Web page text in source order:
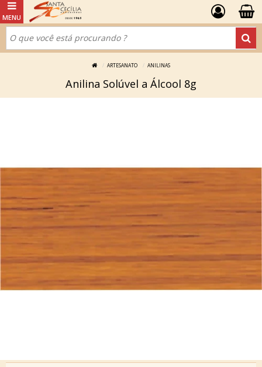
ARTESANATO ANILINAS
Anilina Solúvel a Álcool 8g